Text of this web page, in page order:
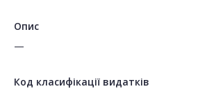
Опис
—
Код класифікації видатків